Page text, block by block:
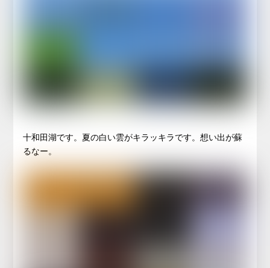
十和田湖です。夏の白い雲がキラッキラです。想い出が蘇
るなー。